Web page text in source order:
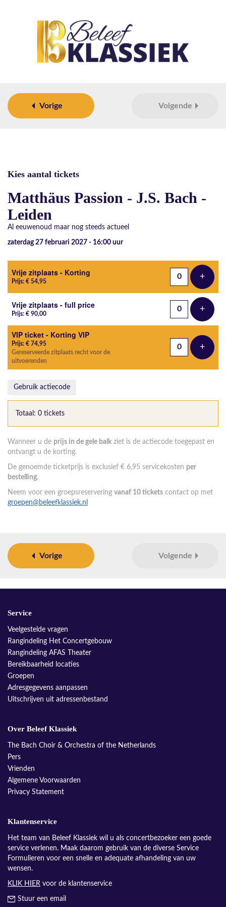
Vorige Volgende
Kies aantal tickets
Matthäus Passion - J.S. Bach -
Leiden
Al eeuwenoud maar nog steeds actueel
zaterdag 27 februari 2027 - 16:00 uur
Aantal tickets
Vrije zitplaats - Korting
Prijs: € 54,95 +Voeg
Vrije zitplaats - full price
Prijs: € 90,00 +Voeg
VIP ticket - Korting VIP
Prijs: € 74,95
Gereserveerde zitplaats recht voor de
uitvoerenden
+Voeg
Gebruik actiecode
Totaal: 0 tickets
Wanneer u de prijs in de gele balk ziet is de actiecode toegepast en
ontvangt u de korting.
De genoemde ticketprijs is exclusief € 6,95 servicekosten per
bestelling.
Neem voor een groepsreservering vanaf 10 tickets contact op met
groepen@beleefklassiek.nl
Vorige Volgende
Service
Veelgestelde vragen
Rangindeling Het Concertgebouw
Rangindeling AFAS Theater
Bereikbaarheid locaties
Groepen
Adresgegevens aanpassen
Uitschrijven uit adressenbestand
Over Beleef Klassiek
The Bach Choir & Orchestra of the Netherlands
Pers
Vrienden
Algemene Voorwaarden
Privacy Statement
Klantenservice
Het team van Beleef Klassiek wil u als concertbezoeker een goede
service verlenen. Maak daarom gebruik van de diverse Service
Formulieren voor een snelle en adequate afhandeling van uw
wensen.
KLIK HIER voor de klantenservice
Stuur een email